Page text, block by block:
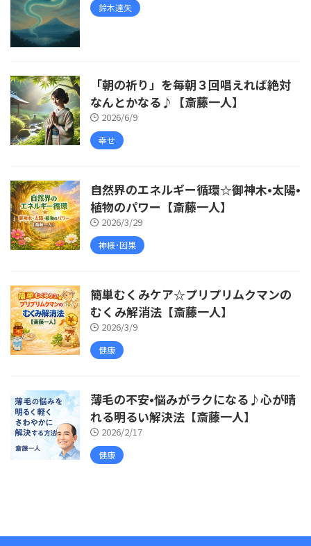
鈴木達矢
「朝の祈り」を毎朝３回唱えれば絶対
なんとかなる♪【斎藤一人】
2026/6/9
幸せ
自然界のエネルギー循環☆御神木•太陽•
植物のパワー【斎藤一人】
2026/3/29
神様･因果
簡単むくみケア☆プリプリムクマンの
むくみ解消法【斎藤一人】
2026/3/9
健康
薄毛の不安•悩みがラクになる♪心が晴
れる明るい解決法【斎藤一人】
2026/2/17
健康